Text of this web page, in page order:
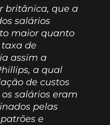
britânica, que a
salários
maior quanto
de
assim a
a qual
de custos
salários eram
pelas
e